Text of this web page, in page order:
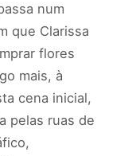
num
que Clarissa
flores
mais, à
cena inicial,
pelas ruas de